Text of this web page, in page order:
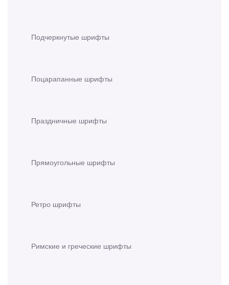
Подчеркнутые шрифты
Поцарапанные шрифты
Праздничные шрифты
Прямоугольные шрифты
Ретро шрифты
Римские и греческие шрифты